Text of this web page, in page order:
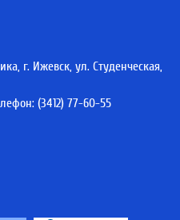
г. Ижевск, ул. Студенческая,
(3412) 77-60-55